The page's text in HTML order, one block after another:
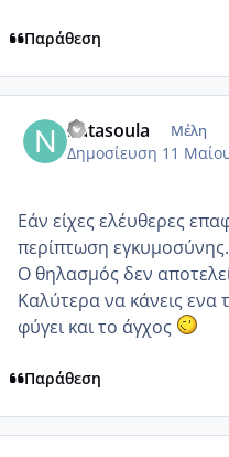
Παράθεση
natasoula Μέλη
Δημοσίευση 11
Εάν είχες ελέυθερες
περίπτωση εγκυμοσύνης.
Ο θηλασμός δεν
Καλύτερα να κάνεις ενα
φύγει και το άγχος
Παράθεση